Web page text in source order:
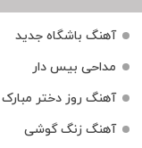
آهنگ باشگاه جدید
مداحی بیس دار
آهنگ روز دختر مبارک
آهنگ زنگ گوشی